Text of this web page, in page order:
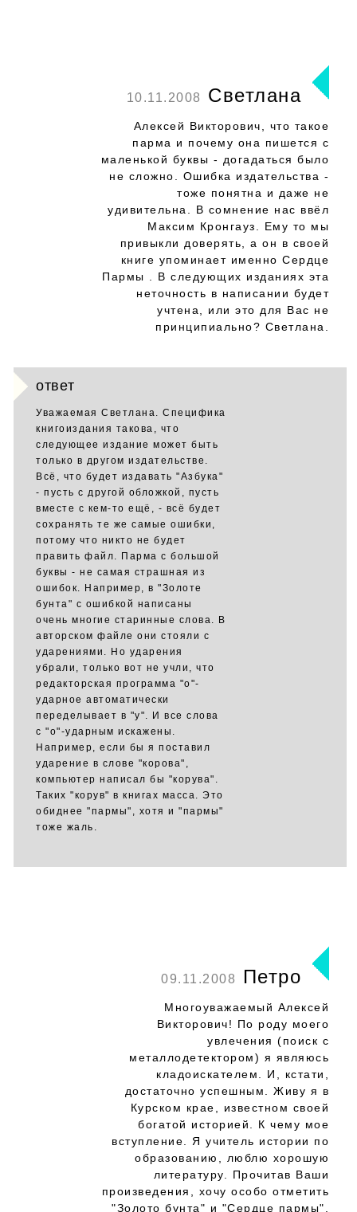
10.11.2008 Светлана
Алексей Викторович, что такое
парма и почему она пишется с
маленькой буквы - догадаться было
не сложно. Ошибка издательства -
тоже понятна и даже не
удивительна. В сомнение нас ввёл
Максим Кронгауз. Ему то мы
привыкли доверять, а он в своей
книге упоминает именно Сердце
Пармы . В следующих изданиях эта
неточность в написании будет
учтена, или это для Вас не
принципиально? Светлана.
ответ
Уважаемая Светлана. Специфика
книгоиздания такова, что
следующее издание может быть
только в другом издательстве.
Всё, что будет издавать "Азбука"
- пусть с другой обложкой, пусть
вместе с кем-то ещё, - всё будет
сохранять те же самые ошибки,
потому что никто не будет
править файл. Парма с большой
буквы - не самая страшная из
ошибок. Например, в "Золоте
бунта" с ошибкой написаны
очень многие старинные слова. В
авторском файле они стояли с
ударениями. Но ударения
убрали, только вот не учли, что
редакторская программа "о"-
ударное автоматически
переделывает в "у". И все слова
с "о"-ударным искажены.
Например, если бы я поставил
ударение в слове "корова",
компьютер написал бы "корува".
Таких "корув" в книгах масса. Это
обиднее "пармы", хотя и "пармы"
тоже жаль.
09.11.2008 Петро
Многоуважаемый Алексей
Викторович! По роду моего
увлечения (поиск с
металлодетектором) я являюсь
кладоискателем. И, кстати,
достаточно успешным. Живу я в
Курском крае, известном своей
богатой историей. К чему мое
вступление. Я учитель истории по
образованию, люблю хорошую
литературу. Прочитав Ваши
произведения, хочу особо отметить
"Золото бунта" и "Сердце пармы".